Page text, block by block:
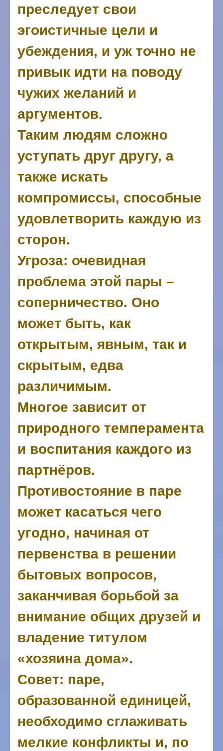
преследует свои
эгоистичные цели и
убеждения, и уж точно не
привык идти на поводу
чужих желаний и
аргументов.
Таким людям сложно
уступать друг другу, а
также искать
компромиссы, способные
удовлетворить каждую из
сторон.
Угроза: очевидная
проблема этой пары –
соперничество. Оно
может быть, как
открытым, явным, так и
скрытым, едва
различимым.
Многое зависит от
природного темперамента
и воспитания каждого из
партнёров.
Противостояние в паре
может касаться чего
угодно, начиная от
первенства в решении
бытовых вопросов,
заканчивая борьбой за
внимание общих друзей и
владение титулом
«хозяина дома».
Совет: паре,
образованной единицей,
необходимо сглаживать
мелкие конфликты и, по